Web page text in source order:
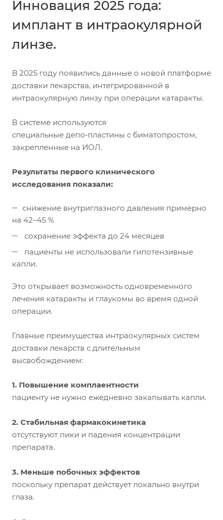
Инновация 2025 года:
имплант в интраокулярной
линзе.
В 2025 году появились данные о новой платформе
доставки лекарства, интегрированной в
интраокулярную линзу при операции катаракты.
В системе используются
специальные депо‑пластины с биматопростом,
закрепленные на ИОЛ.
Результаты первого клинического
исследования показали:
снижение внутриглазного давления примерно
на 42–45 %
сохранение эффекта до 24 месяцев
пациенты не использовали гипотензивные
капли.
Это открывает возможность одновременного
лечения катаракты и глаукомы во время одной
операции.
Главные преимущества интраокулярных систем
доставки лекарств с длительным
высвобождением:
1. Повышение комплаентности
пациенту не нужно ежедневно закапывать капли.
2. Стабильная фармакокинетика
отсутствуют пики и падения концентрации
препарата.
3. Меньше побочных эффектов
поскольку препарат действует локально внутри
глаза.